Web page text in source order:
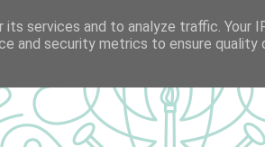
services and to analyze traffic. Your
and security metrics to ensure quality